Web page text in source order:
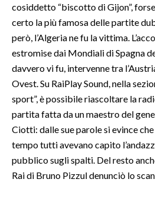
cosiddetto “biscotto di Gijon”,
certo la più famosa delle partite
però, l’Algeria ne fu la vittima.
estromise dai Mondiali di Spagna
davvero vi fu, intervenne tra
Ovest. Su RaiPlay Sound, nella
sport”, è possibile riascoltare la
partita fatta da un maestro del
Ciotti: dalle sue parole si evince
tempo tutti avevano capito
pubblico sugli spalti. Del resto
Rai di Bruno Pizzul denunciò lo